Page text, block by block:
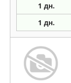
1 дн.
1 дн.